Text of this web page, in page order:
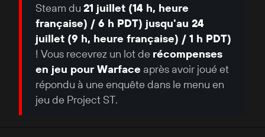
Steam du 21 juillet (14 h, heure
française) / 6 h PDT) jusqu'au 24
juillet (9 h, heure française) / 1 h PDT)
! Vous recevrez un lot de récompenses
en jeu pour Warface après avoir joué et
répondu à une enquête dans le menu en
jeu de Project ST.